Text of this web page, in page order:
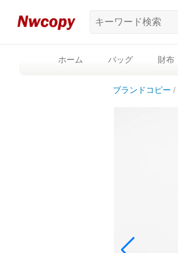
ホーム バッグ 財布
ブランドコピー